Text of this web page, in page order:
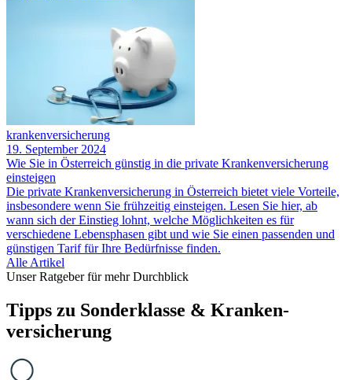
krankenversicherung
19. September 2024
Wie Sie in Österreich günstig in die private Krankenversicherung
einsteigen
Die private Krankenversicherung in Österreich bietet viele Vorteile,
insbesondere wenn Sie frühzeitig einsteigen. Lesen Sie hier, ab
wann sich der Einstieg lohnt, welche Möglichkeiten es für
verschiedene Lebensphasen gibt und wie Sie einen passenden und
günstigen Tarif für Ihre Bedürfnisse finden.
Alle Artikel
Unser Ratgeber für mehr Durchblick
Tipps zu Sonder­klasse & Kranken­
versicherung